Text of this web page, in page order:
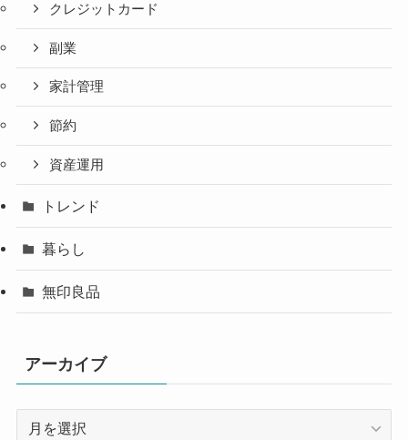
クレジットカード
副業
家計管理
節約
資産運用
トレンド
暮らし
無印良品
アーカイブ